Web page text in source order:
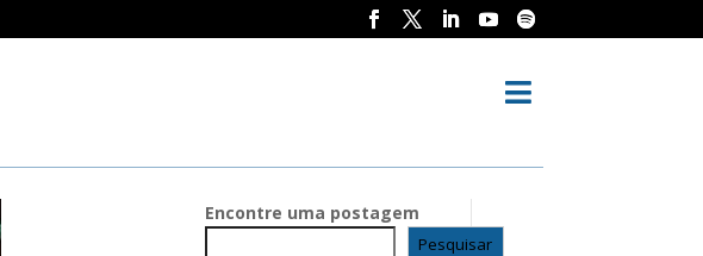

Encontre uma postagem
Pesquisar